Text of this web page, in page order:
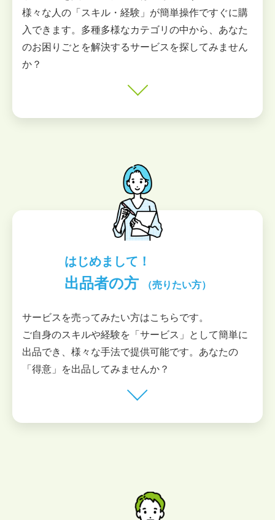
様々な人の「スキル・経験」が簡単操作ですぐに購
入できます。多種多様なカテゴリの中から、あなた
のお困りごとを解決するサービスを探してみません
か？
はじめまして！
出品者の方 （売りたい方）
サービスを売ってみたい方はこちらです。
ご自身のスキルや経験を「サービス」として簡単に
出品でき、様々な手法で提供可能です。あなたの
「得意」を出品してみませんか？